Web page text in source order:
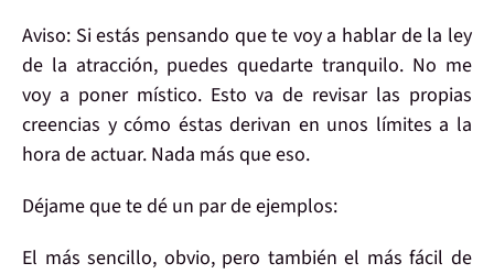
Aviso: Si estás pensando que te voy a hablar de la ley
de la atracción, puedes quedarte tranquilo. No me
voy a poner místico. Esto va de revisar las propias
creencias y cómo éstas derivan en unos límites a la
hora de actuar. Nada más que eso.
Déjame que te dé un par deejemplos:
El más sencillo, obvio, pero también el más fácil de